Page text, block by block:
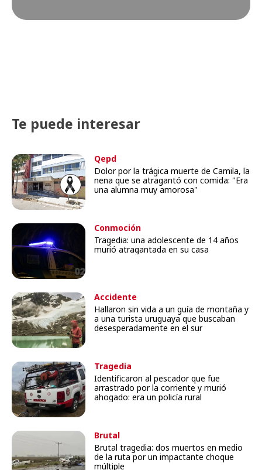
Te puede interesar
Qepd
Dolor por la trágica muerte de Camila, la
nena que se atragantó con comida: "Era
una alumna muy amorosa"
Conmoción
Tragedia: una adolescente de 14 años
murió atragantada en su casa
Accidente
Hallaron sin vida a un guía de montaña y
a una turista uruguaya que buscaban
desesperadamente en el sur
Tragedia
Identificaron al pescador que fue
arrastrado por la corriente y murió
ahogado: era un policía rural
Brutal
Brutal tragedia: dos muertos en medio
de la ruta por un impactante choque
múltiple